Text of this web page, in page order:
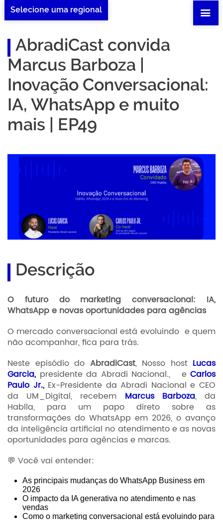
Selecione uma regional
AbradiCast convida
Marcus Barboza |
Inovação Conversacional:
IA, WhatsApp e muito
mais | EP49
Descrição
O futuro do marketing conversacional: IA,
WhatsApp e novas oportunidades para agências
O mercado conversacional está evoluindo e quem
não acompanhar, fica para trás.
Neste episódio do AbradiCast, Nosso host Lucas
Garcia, presidente da Abradi Nacional., e Carlos
Paulo Jr.,Ex-Presidente da Abradi Nacional e CEO
da UM_Digital, recebem Marcus Barboza, da
Hablla, para um papo direto sobre as
transformações do WhatsApp em 2026, o avanço
da inteligência artificial no atendimento e as novas
oportunidades para agências e marcas.
💬 Você vai entender:
As principais mudanças do WhatsApp Business em
2026
O impacto da IA generativa no atendimento e nas
vendas
Como o marketing conversacional está evoluindo para